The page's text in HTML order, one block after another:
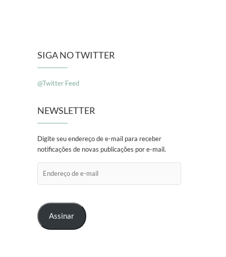
SIGA NO TWITTER
@Twitter Feed
NEWSLETTER
Digite seu endereço de e-mail para receber
notificações de novas publicações por e-mail.
de
Assinar